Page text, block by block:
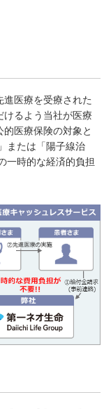
進医療を受療された
るよう当社が医療
医療保険の対象と
または「陽子線治
一時的な経済的負担